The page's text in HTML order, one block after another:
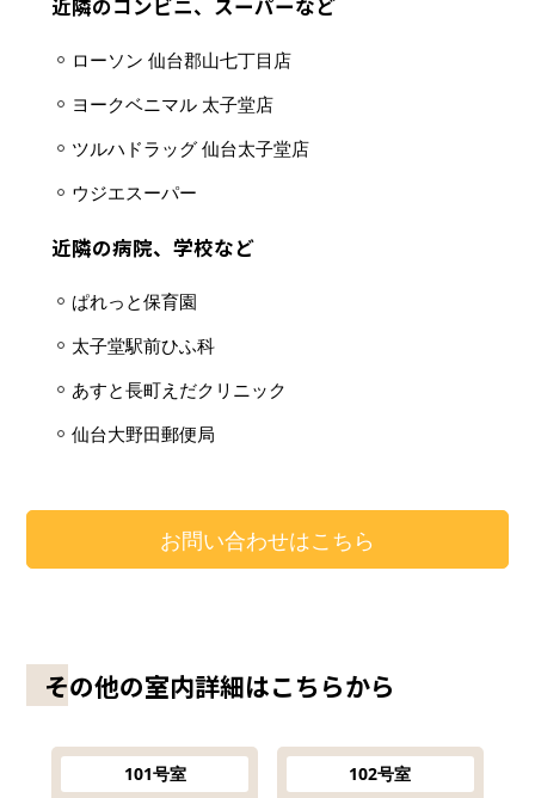
ローソン 仙台郡山七丁目店
ヨークベニマル 太子堂店
ツルハドラッグ 仙台太子堂店
ウジエスーパー
近隣の病院、学校など
ぱれっと保育園
太子堂駅前ひふ科
あすと長町えだクリニック
仙台大野田郵便局
お問い合わせはこちら
その他の室内詳細はこちらから
101号室
102号室